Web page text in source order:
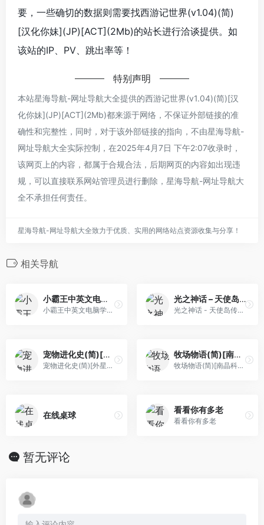
要，一些确切的数据则需要找西游记世界(v1.04)(简)
[汉化你妹](JP)[ACT](2Mb)的站长进行洽谈提供。如
该站的IP、PV、跳出率等！
特别声明
本站星海导航-网址导航大全提供的西游记世界(v1.04)(简)[汉
化你妹](JP)[ACT](2Mb)都来源于网络，不保证外部链接的准
确性和完整性，同时，对于该外部链接的指向，不由星海导航-
网址导航大全实际控制，在2025年4月7日 下午2:07收录时，
该网页上的内容，都属于合规合法，后期网页的内容如出现违
规，可以直接联系网站管理员进行删除，星海导航-网址导航大
全不承担任何责任。
星海导航-网址导航大全致力于优质、实用的网络站点资源收集与分享！
相关导航
小霸王中英文电脑学习卡(v6+)(简)[小霸王](CN)[ETC](4Mb)
小霸王中英文电脑学习卡(v6+)(简)[小霸王](CN)[ETC](4Mb)
光之神话 – 天使岛传说(简)[MS](UE)[ACT](1Mb)
光之神话 - 天使岛传说(简)[MS](UE)[ACT](1Mb)
宠物进化史(简)[外星科技](CN)[RPG](8Mb)
宠物进化史(简)[外星科技](CN)[RPG](8Mb)
牧场物语(简)[南晶科技](CN)[RPG](16Mb)
牧场物语(简)[南晶科技](CN)[RPG](16Mb)
在线桌球
看看你有多老
看看你有多老
暂无评论